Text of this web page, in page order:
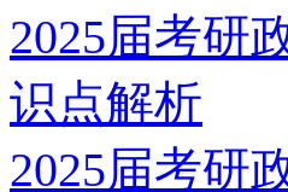
2025届考研
识点解析
2025届考研